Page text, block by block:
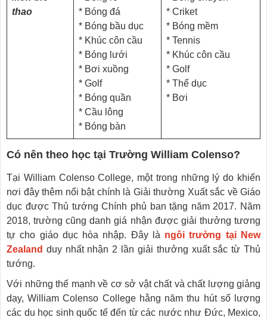
thao
* Bóng đá
* Bóng bầu dục
* Khúc côn cầu
* Bóng lưới
* Bơi xuồng
* Golf
* Bóng quần
* Cầu lông
* Bóng bàn
* Criket
* Bóng mềm
* Tennis
* Khúc côn cầu
* Golf
* Thể dục
* Bơi
Có nên theo học tại Trường William Colenso?
Tại William Colenso College, một trong những lý do khiến
nơi đây thêm nổi bật chính là Giải thường Xuất sắc về Giáo
dục được Thủ tướng Chính phủ ban tặng năm 2017. Năm
2018, trường cũng danh giá nhận được giải thưởng tương
tự cho giáo dục hòa nhập. Đây là ngôi trường tại New
Zealand duy nhất nhận 2 lần giải thưởng xuất sắc từ Thủ
tướng.
Với những thế mạnh về cơ sở vật chất và chất lượng giảng
dạy, William Colenso College hằng năm thu hút số lượng
các du học sinh quốc tế đến từ các nước như Đức, Mexico,